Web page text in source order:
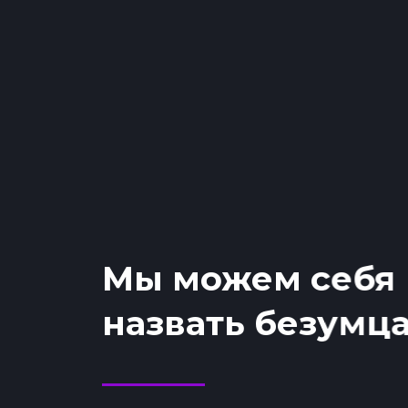
Мы можем себя
назвать